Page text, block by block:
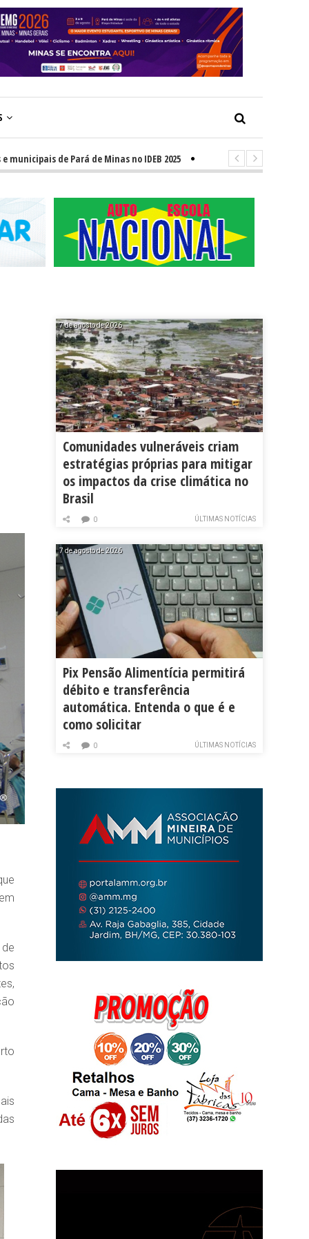
de Pará de Minas no IDEB 2025 - Ensino Médio apresenta
7 de agosto de 2026
Comunidades vulneráveis criam
estratégias próprias para mitigar
os impactos da crise climática no
Brasil
ÚLTIMAS NOTÍCIAS
0
7 de agosto de 2026
Pix Pensão Alimentícia permitirá
débito e transferência
automática. Entenda o que é e
como solicitar
ÚLTIMAS NOTÍCIAS
0